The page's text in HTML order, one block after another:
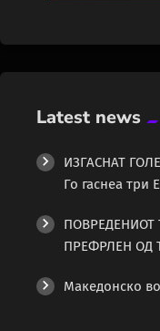
Latest news
ИЗГАСНАТ
Го гаснеа три
ПОВРЕДЕНИОТ
ПРЕФРЛЕН ОД
Македонско